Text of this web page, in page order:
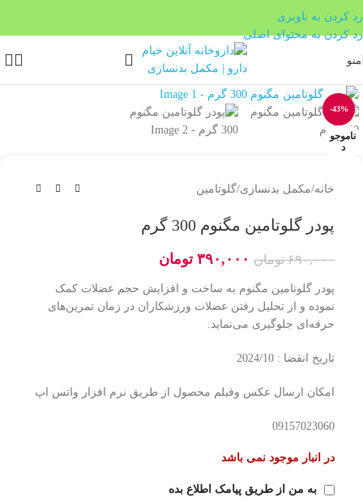
رد کردن به ناوبری
رد کردن به محتوای اصلی
منو
-43%
ناموجو
د
بزرگنمایی تصویر
خانه/مکمل بدنسازی/گلوتامین
پودر گلوتامین مگنوم 300 گرم
۶۹۰,۰۰۰ تومان ۳۹۰,۰۰۰ تومان
پودر گلوتامین مگنوم به ساخت و افزایش حجم عضلات کمک
نموده و از تحلیل رفتن عضلات ورزشکاران در زمان تمرین‌های
حرفه‌ای جلوگیری می‌نماید.
تاریخ انقضا : 2024/10
امکان ارسال عکس وفیلم محصول از طریق نرم افزار واتس اپ
09157023060
در انبار موجود نمی باشد
به من از طریق پیامک اطلاع بده